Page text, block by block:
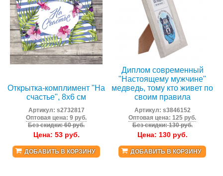
Открытка-комплимент "На
счастье", 8х6 см
Артикул: s2732817
Оптовая цена: 9 руб.
Без скидки: 60 руб.
Цена: 53руб.
ДОБАВИТЬ В КОРЗИНУ
Диплом современный
"Настоящему мужчине"
медведь, тому кто живет по
своим правила
Артикул: s3846152
Оптовая цена: 125 руб.
Без скидки: 130 руб.
Цена: 130руб.
ДОБАВИТЬ В КОРЗИНУ